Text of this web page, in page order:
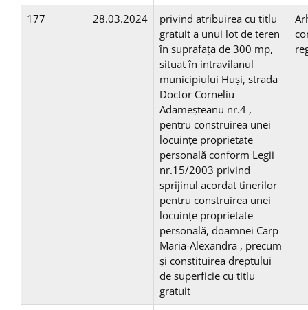
177 28.03.2024
privind atribuirea cu titlu
gratuit a unui lot de teren
în suprafaţa de 300 mp,
situat în intravilanul
municipiului Huşi, strada
Doctor Corneliu
Adameșteanu nr.4 ,
pentru construirea unei
locuinţe proprietate
personală conform Legii
nr.15/2003 privind
sprijinul acordat tinerilor
pentru construirea unei
locuinţe proprietate
personală, doamnei Carp
Maria-Alexandra , precum
și constituirea dreptului
de superficie cu titlu
gratuit